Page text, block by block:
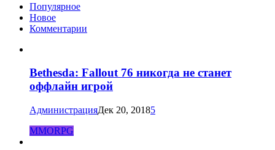
Популярное
Новое
Комментарии
Bethesda: Fallout 76 никогда не станет
оффлайн игрой
АдминистрацияДек 20, 20185
MMORPG